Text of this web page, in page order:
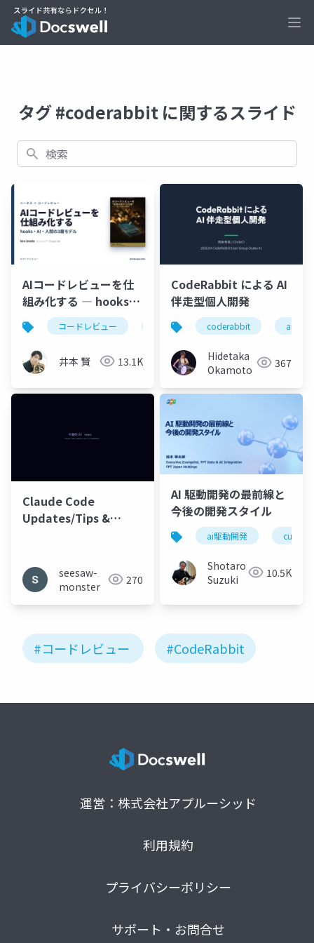
タグ #coderabbit に関するスライド
検索
AIコードレビューを仕
組み化する ― hooks・
AI・人間の3層モデル
コードレビュー claudecode coderabbit
井本 賢 13.1K
CodeRabbit による AI
伴走型個人開発
coderabbit aiコー
Hidetaka
Okamoto
367
Claude Code
Updates/Tips &
seesaw-
monster
270
AI 駆動開発の最前線と
今後の開発スタイル
ai駆動開発 cursor
Shotaro
Suzuki
10.5K
#コードレビュー #CodeRabbit
運営：株式会社アプルーシッド
利用規約
プライバシーポリシー
サポート・お問合せ